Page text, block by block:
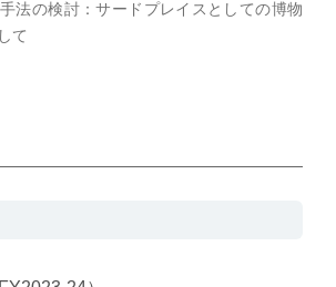
法の検討：サードプレイスとしての博物
て